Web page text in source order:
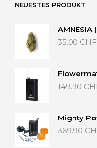
NEUESTES PRODUKT
AMNESIA
35.00 CHF
149.90
Mighty
369.90